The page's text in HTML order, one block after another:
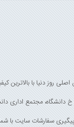
اصلی روز دنیا با بالاترین
مجتمع اداری دانشگاه،
با شماره تلفن 02166175070 تماس